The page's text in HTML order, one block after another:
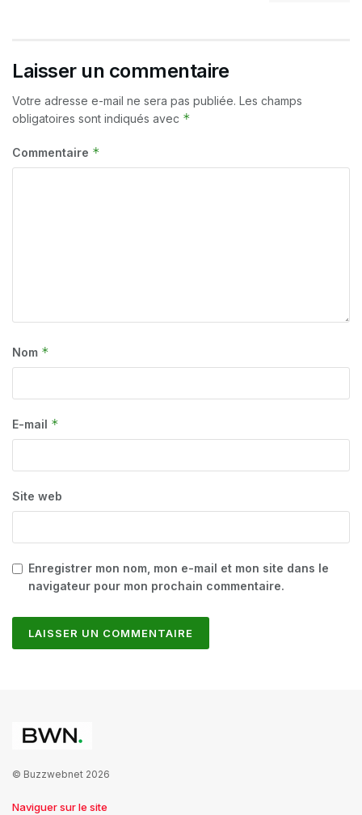
Laisser un commentaire
Votre adresse e-mail ne sera pas publiée. Les champs
obligatoires sont indiqués avec *
Commentaire *
Nom *
E-mail *
Site web
Enregistrer mon nom, mon e-mail et mon site dans le
navigateur pour mon prochain commentaire.
© Buzzwebnet 2026
Naviguer sur le site